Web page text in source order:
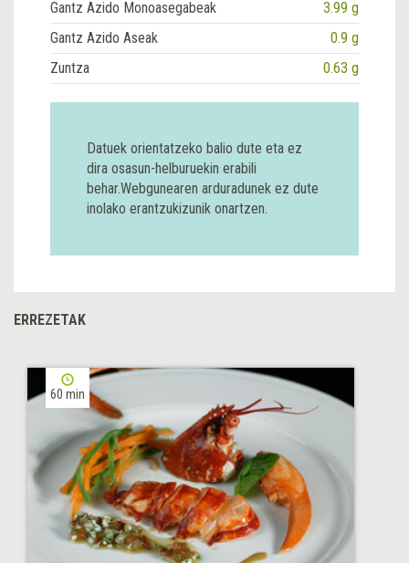
Gantz Azido Monoasegabeak
3.99 g
Gantz Azido Aseak
0.9 g
Zuntza
0.63 g
Datuek orientatzeko balio dute eta ez
dira osasun-helburuekin erabili
behar.Webgunearen arduradunek ez dute
inolako erantzukizunik onartzen.
ERREZETAK
60 min